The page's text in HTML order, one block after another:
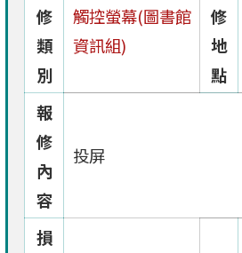
修
類
別
觸控螢幕(圖書館
資訊組)
修
地
點
報
修
內
容
投屏
損